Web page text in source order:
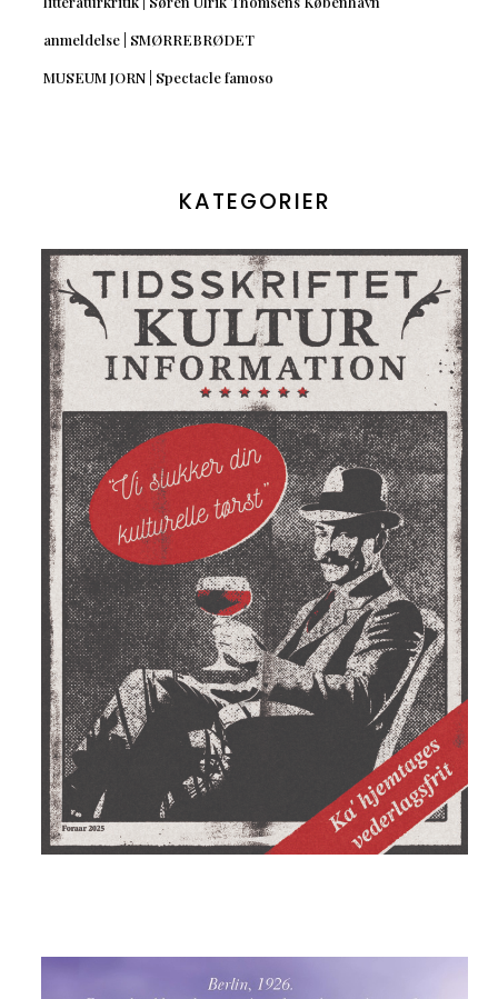
anmeldelse | SMØRREBRØDET
MUSEUM JORN | Spectacle famoso
KATEGORIER